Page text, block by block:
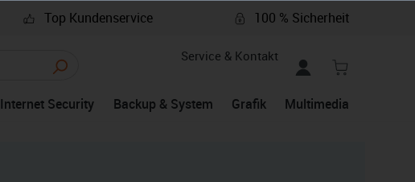
Top Kundenservice 100 % Sicherheit
Service & Kontakt
Internet Security Backup & System Grafik Multimedia